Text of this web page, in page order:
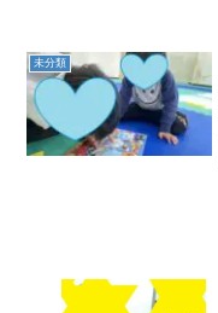
未分類